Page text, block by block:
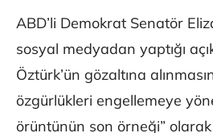
ABD’li Demokrat Senatör
sosyal medyadan yaptığı
Öztürk’ün gözaltına
özgürlükleri engellemeye
örüntünün son örneği”